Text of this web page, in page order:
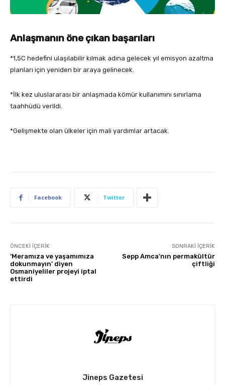
Anlaşmanın öne çıkan başarıları
*1,5C hedefini ulaşılabilir kılmak adına gelecek yıl emisyon azaltma
planları için yeniden bir araya gelinecek.
*İlk kez uluslararası bir anlaşmada kömür kullanımını sınırlama
taahhüdü verildi.
*Gelişmekte olan ülkeler için mali yardımlar artacak.
Facebook Twitter
ÖNCEKI İÇERIK
‘Meramıza ve yaşamımıza
dokunmayın’ diyen
Osmaniyeliler projeyi iptal
ettirdi
SONRAKI İÇERIK
Sepp Amca’nın permakültür
çiftliği
Jineps Gazetesi